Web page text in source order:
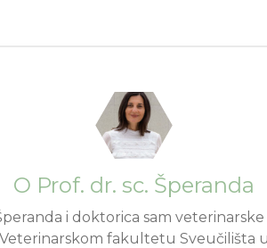
O Prof. dr. sc. Šperanda
i doktorica sam
fakultetu Sveučilišta